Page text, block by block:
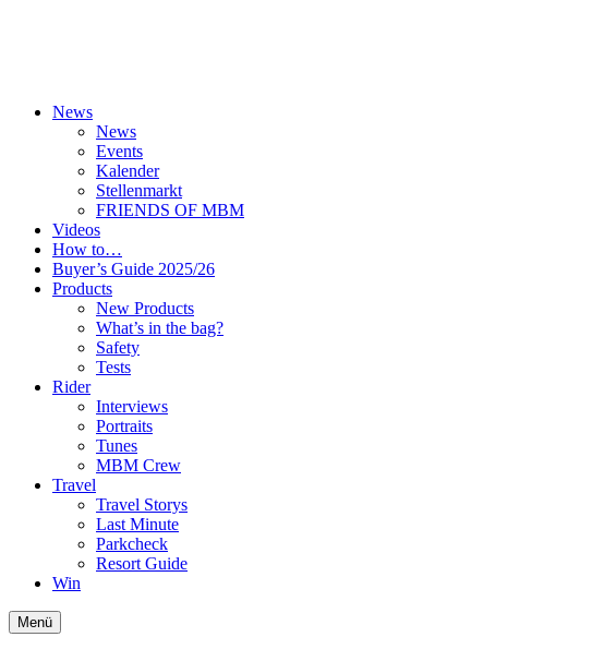
News
News
Events
Kalender
Stellenmarkt
FRIENDS OF MBM
Videos
How to…
Buyer’s Guide 2025/26
Products
New Products
What’s in the bag?
Safety
Tests
Rider
Interviews
Portraits
Tunes
MBM Crew
Travel
Travel Storys
Last Minute
Parkcheck
Resort Guide
Win
Menü